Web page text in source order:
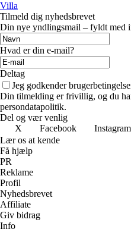
Villa
Tilmeld dig nyhedsbrevet
Din nye yndlingsmail – fyldt med
Hvad er din e-mail?
Deltag
Jeg godkender
Din tilmelding er frivillig, og du
persondatapolitik.
Del og vær venlig
X
Facebook Instagram
Lær os at kende
Få hjælp
PR
Reklame
Profil
Nyhedsbrevet
Affiliate
Giv bidrag
Info